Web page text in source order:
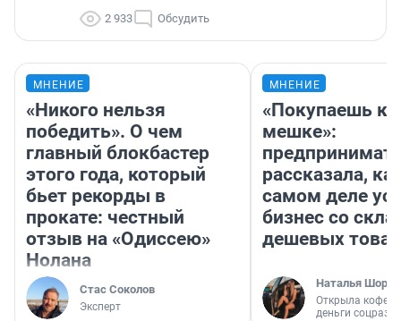
2 933 Обсудить
МНЕНИЕ
«Никого нельзя
победить». О чем
главный блокбастер
этого года, который
бьет рекорды в
прокате: честный
отзыв на «Одиссею»
Нолана
Стас Соколов
Эксперт
МНЕНИЕ
«Покупаешь
мешке»:
рассказала,
самом деле
бизнес со
дешевых
Наталья
Открыла
деньги